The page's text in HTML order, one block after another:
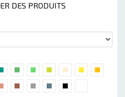
DES PRODUITS